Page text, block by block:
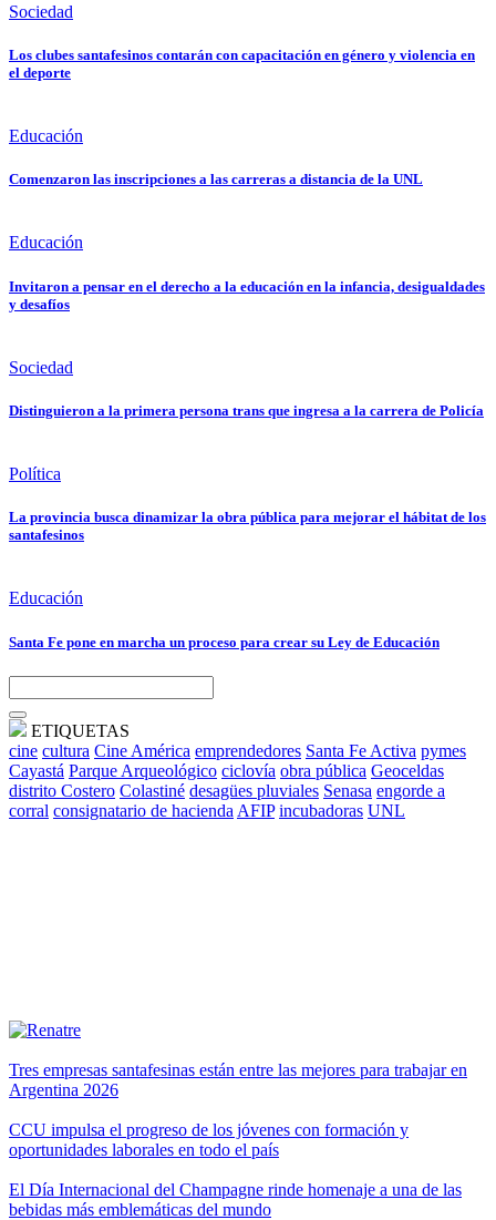
Sociedad
Los clubes santafesinos contarán con capacitación en género y violencia en
el deporte
Educación
Comenzaron las inscripciones a las carreras a distancia de la UNL
Educación
Invitaron a pensar en el derecho a la educación en la infancia, desigualdades
y desafíos
Sociedad
Distinguieron a la primera persona trans que ingresa a la carrera de Policía
Política
La provincia busca dinamizar la obra pública para mejorar el hábitat de los
santafesinos
Educación
Santa Fe pone en marcha un proceso para crear su Ley de Educación
ETIQUETAS
cine cultura Cine América emprendedores Santa Fe Activa pymes
Cayastá Parque Arqueológico ciclovía obra pública Geoceldas
distrito Costero Colastiné desagües pluviales Senasa engorde a
corral consignatario de hacienda AFIP incubadoras UNL
Tres empresas santafesinas están entre las mejores para trabajar en
Argentina 2026
CCU impulsa el progreso de los jóvenes con formación y
oportunidades laborales en todo el país
El Día Internacional del Champagne rinde homenaje a una de las
bebidas más emblemáticas del mundo